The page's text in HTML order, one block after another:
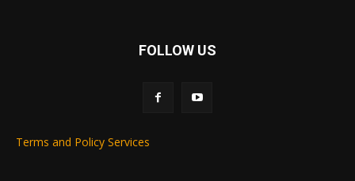
FOLLOW US
Terms and Policy Services